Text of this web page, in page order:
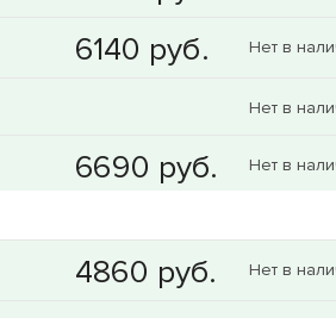
Нет в
Нет в
Нет в
Нет в